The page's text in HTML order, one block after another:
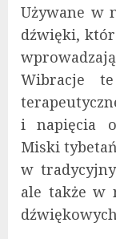
Używane w
dźwięki,
Wibracje
i napięcia
Miski
w
ale także w